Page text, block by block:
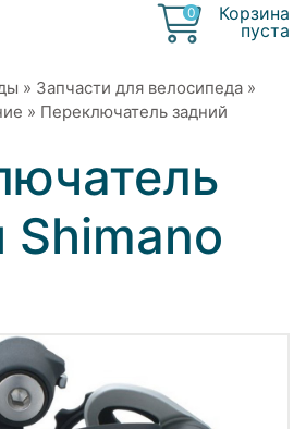
0
Корзина
пуста
» Запчасти для велосипеда »
» Переключатель задний
Shimano